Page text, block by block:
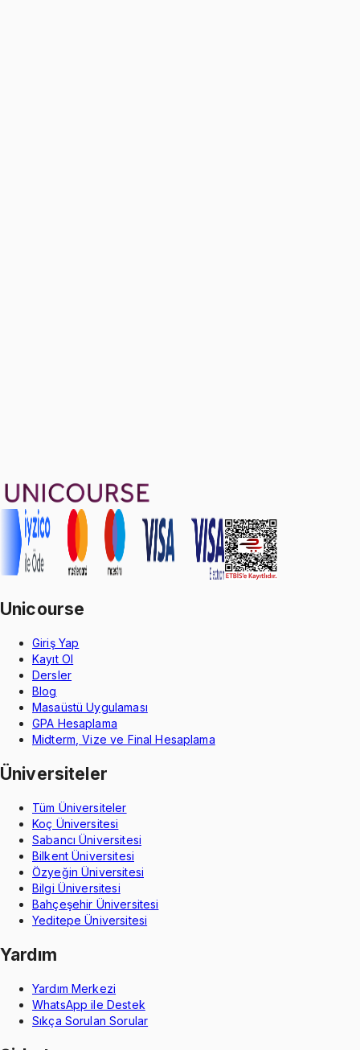
Unicourse
Giriş Yap
Kayıt Ol
Dersler
Blog
Masaüstü Uygulaması
GPA Hesaplama
Midterm, Vize ve Final Hesaplama
Üniversiteler
Tüm Üniversiteler
Koç Üniversitesi
Sabancı Üniversitesi
Bilkent Üniversitesi
Özyeğin Üniversitesi
Bilgi Üniversitesi
Bahçeşehir Üniversitesi
Yeditepe Üniversitesi
Yardım
Yardım Merkezi
WhatsApp ile Destek
Sıkça Sorulan Sorular